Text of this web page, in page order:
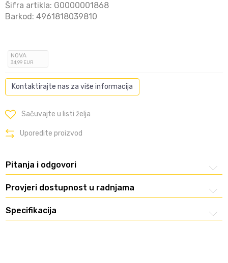
Šifra artikla: G0000001868
Barkod: 4961818039810
NOVA
34,99 EUR
Kontaktirajte nas za više informacija
Sačuvajte u listi želja
Uporedite proizvod
Pitanja i odgovori
Provjeri dostupnost u radnjama
Specifikacija